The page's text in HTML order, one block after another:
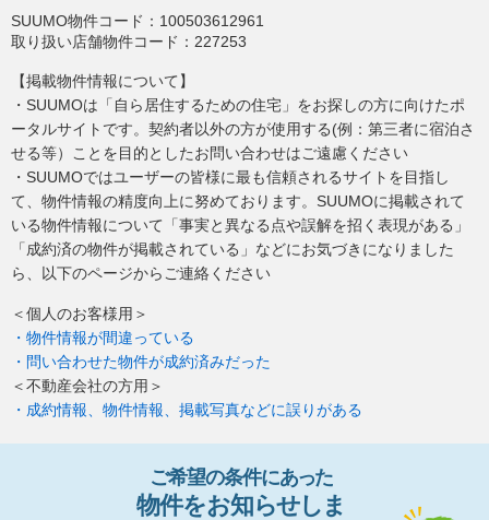
SUUMO物件コード： 100503612961
取り扱い店舗物件コード： 227253
【掲載物件情報について】
・SUUMOは「自ら居住するための住宅」をお探しの方に向けたポ
ータルサイトです。契約者以外の方が使用する(例：第三者に宿泊さ
せる等）ことを目的としたお問い合わせはご遠慮ください
・SUUMOではユーザーの皆様に最も信頼されるサイトを目指し
て、物件情報の精度向上に努めております。SUUMOに掲載されて
いる物件情報について「事実と異なる点や誤解を招く表現がある」
「成約済の物件が掲載されている」などにお気づきになりました
ら、以下のページからご連絡ください
＜個人のお客様用＞
・物件情報が間違っている
・問い合わせた物件が成約済みだった
＜不動産会社の方用＞
・成約情報、物件情報、掲載写真などに誤りがある
ご希望の条件にあった
物件をお知らせし ま